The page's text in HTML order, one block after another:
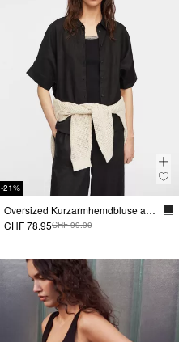
-21%
Oversized Kurzarmhemdbluse aus Leinenmix
CHF 78.95CHF 99.90